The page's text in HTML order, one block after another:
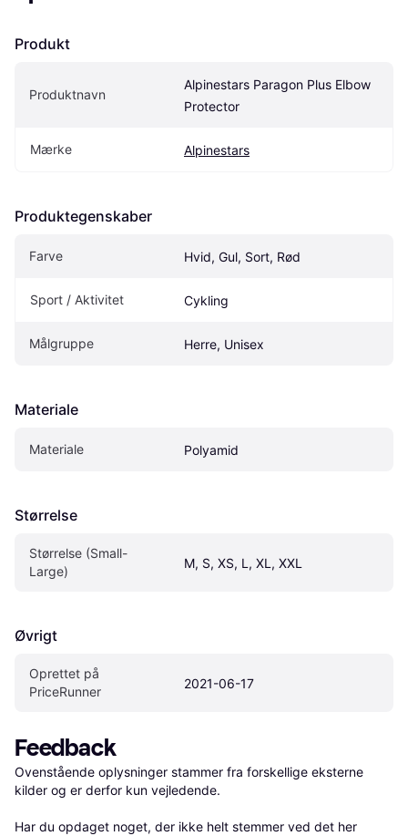
Produkt
Produktnavn
Alpinestars Paragon Plus Elbow
Protector
Mærke Alpinestars
Produktegenskaber
Farve Hvid, Gul, Sort, Rød
Sport / Aktivitet Cykling
Målgruppe Herre, Unisex
Materiale
Materiale Polyamid
Størrelse
Størrelse (Small-
Large)
M, S, XS, L, XL, XXL
Øvrigt
Oprettet på
PriceRunner
2021-06-17
Feedback
Ovenstående oplysninger stammer fra forskellige eksterne
kilder og er derfor kun vejledende.
Har du opdaget noget, der ikke helt stemmer ved det her